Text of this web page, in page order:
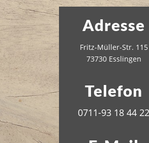
Adresse
Fritz-Müller-Str. 115
73730 Esslingen
Telefon
0711-93 18 44 22